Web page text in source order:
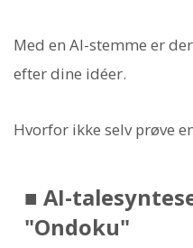
Med en AI-stemme er
efter dine idéer.
Hvorfor ikke selv prøve
■ AI-
"Ondoku"